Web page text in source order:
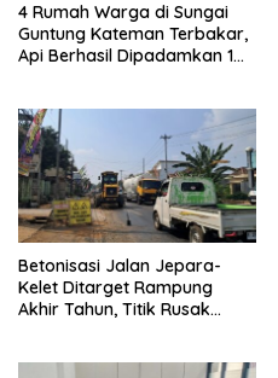
4 Rumah Warga di Sungai
Guntung Kateman Terbakar,
Api Berhasil Dipadamkan 1
Betonisasi Jalan Jepara-
Kelet Ditarget Rampung
Akhir Tahun, Titik Rusak